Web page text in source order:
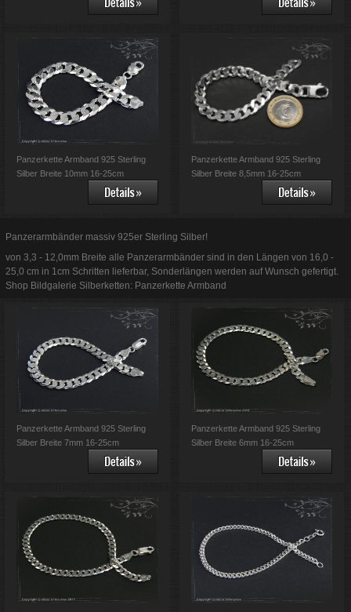
Panzerkette Armband 925 Sterling
Silber Breite 10mm 16-25cm
Panzerkette Armband 925 Sterling
Silber Breite 8,5mm 16-25cm
Panzerarmbänder massiv 925er Sterling Silber!
von 3,3 - 12,0mm Breite alle Panzerarmbänder sind in den Längen von 16,0 -
25,0 cm in 1cm Schritten lieferbar, Sonderlängen werden auf Wunsch gefertigt.
Shop Bildgalerie Silberketten: Panzerkette Armband
Panzerkette Armband 925 Sterling
Silber Breite 7mm 16-25cm
Panzerkette Armband 925 Sterling
Silber Breite 6mm 16-25cm